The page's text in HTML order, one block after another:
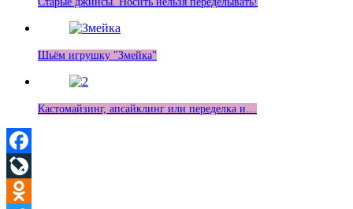
Шьём игрушку "Змейка"
Кастомайзинг, апсайклинг или переделка и…
Facebook
LiveJournal